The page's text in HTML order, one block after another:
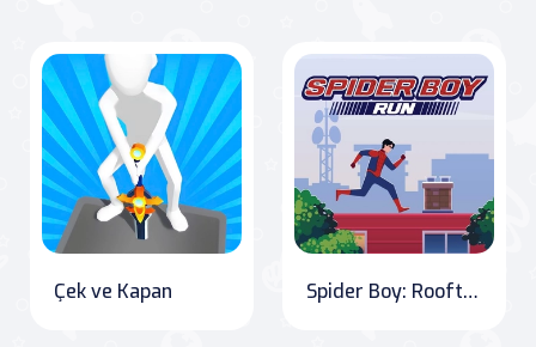
Çek ve Kapan Spider Boy: Rooftop Runner" or "Spider Boy: Acrobatic Adventures